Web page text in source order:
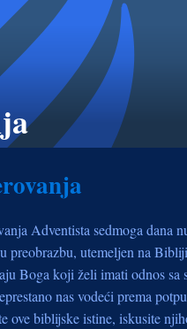
Adventista sedmoga dana
preobrazbu, utemeljen na
Boga koji želi imati odnos sa
nas vodeći prema
ove biblijske istine, iskusite